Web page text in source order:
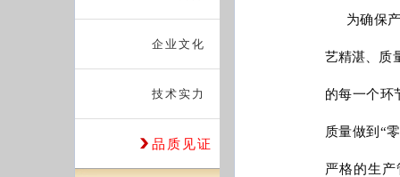
企业文化
技术实力
品质见证
为确保
艺精湛、质
的每一个环
质量做到“
严格的生